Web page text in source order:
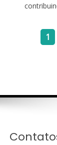
no
1